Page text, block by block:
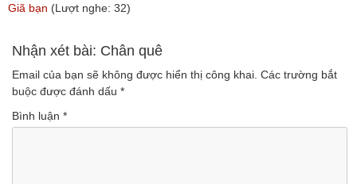
nghe: 108)
Giã bạn (Lượt nghe: 32)
Nhận xét bài: Chân quê
Email của bạn sẽ không được hiển thị công khai. Các trường bắt
buộc được đánh dấu *
Bình luận *